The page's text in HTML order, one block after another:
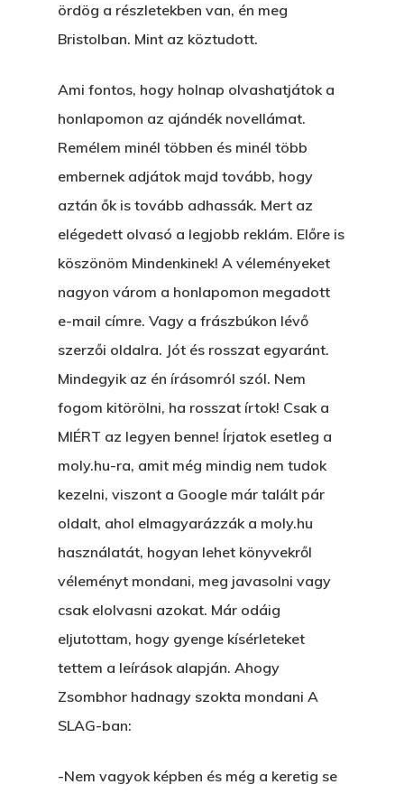
ördög a részletekben van, én meg
Bristolban. Mint az köztudott.
Ami fontos, hogy holnap olvashatjátok a
honlapomon az ajándék novellámat.
Remélem minél többen és minél több
embernek adjátok majd tovább, hogy
aztán ők is tovább adhassák. Mert az
elégedett olvasó a legjobb reklám. Előre is
köszönöm Mindenkinek! A véleményeket
nagyon várom a honlapomon megadott
e-mail címre. Vagy a frászbúkon lévő
szerzői oldalra. Jót és rosszat egyaránt.
Mindegyik az én írásomról szól. Nem
fogom kitörölni, ha rosszat írtok! Csak a
MIÉRT az legyen benne! Írjatok esetleg a
moly.hu-ra, amit még mindig nem tudok
kezelni, viszont a Google már talált pár
oldalt, ahol elmagyarázzák a moly.hu
használatát, hogyan lehet könyvekről
véleményt mondani, meg javasolni vagy
csak elolvasni azokat. Már odáig
eljutottam, hogy gyenge kísérleteket
tettem a leírások alapján. Ahogy
Zsombhor hadnagy szokta mondani A
SLAG-ban:
-Nem vagyok képben és még a keretig se